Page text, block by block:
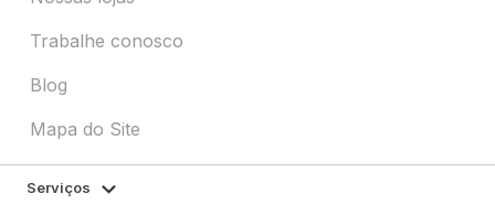
Trabalhe conosco
Blog
Mapa do Site
Serviços